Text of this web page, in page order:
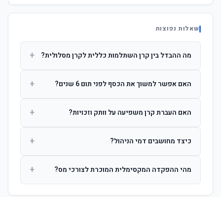
שאלות נפוצות
מה ההבדל בין קרן השתלמות כללית לקרן מסלולית? +
ההשקעות. קרן מסלולית עוקבת אחרי מדד ספציפי ומאפשרת
האם אפשר למשוך את הכסף לפני תום 6 שנים? +
הרווחים. לאחר 6 שנים ניתן למשוך פטור ממס עד לתקרה
האם העברת קרן משפיעה על וותק וזכויות? +
החברות. הוותק ממשיך להיספר מיום ההפקדה הראשונה.
כיצד מחושבים דמי הניהול? +
ומתן על שיעורם בעת הצטרפות.
מהי ההפקדה המקסימלית המוכרת לצורכי מס? +